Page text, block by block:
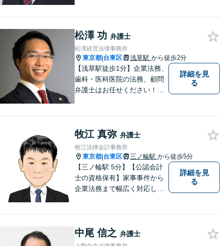
り、柔軟かつ現実的な対応を
可能にしています。
松澤 功 弁護士
松澤経営法律事務所
東京都|台東区 浅草駅 から徒歩2分
【浅草駅徒歩1分】企業法務、
歯科・医科医院の法務、顧問
弁護士はお任せください！労
詳細を見
る
牧江 真弥 弁護士
牧江法律会計事務所
東京都|台東区 三ノ輪駅 から徒歩5分
【三ノ輪駅 5分】【公認会計
士の資格保有】家事事件から
企業法務まで幅広く対応して
からサポート可能です。まず
は話を聞いてみたいという方
詳細を見
る
中尾 信之 弁護士